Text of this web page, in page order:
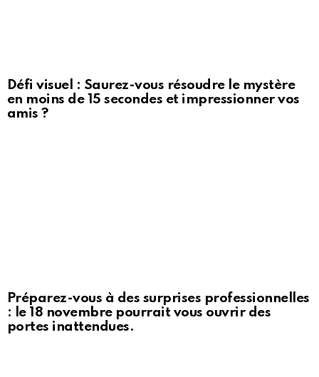
Défi visuel : Saurez-vous résoudre le mystère
en moins de 15 secondes et impressionner vos
amis ?
Préparez-vous à des surprises professionnelles
: le 18 novembre pourrait vous ouvrir des
portes inattendues.